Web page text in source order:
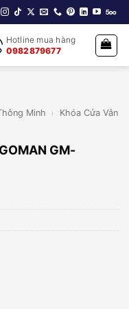
Hotline mua hàng
0982879677
Minh ›
Khóa Cửa Vân
GM-